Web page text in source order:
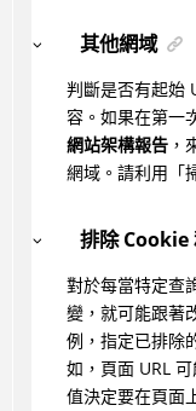
其他網域
判斷是否有起始
容。如果在第一
網站架構報告，
網域。請利用「
排除 Cookie
對於每當特定查
變，就可能跟著
例，指定已排除
如，頁面 URL
值決定要在頁面